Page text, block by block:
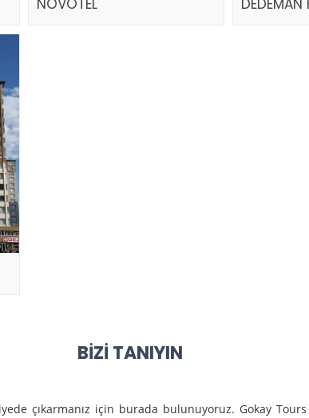
BIZI TANIYIN
çıkarmanız için burada bulunuyoruz. Gokay